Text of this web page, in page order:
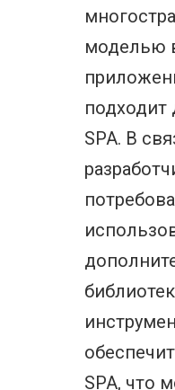
моделью
подходит
SPA. В
SPA, что